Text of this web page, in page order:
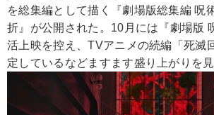
を総集編として描く『劇場版総集編 呪
折』が公開された。10月には『劇場版
活上映を控え、TVアニメの続編「死滅
定しているなどますます盛り上がりを見